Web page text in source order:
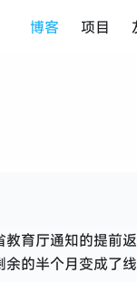
博客 项目
育厅通知的提前
的半个月变成了